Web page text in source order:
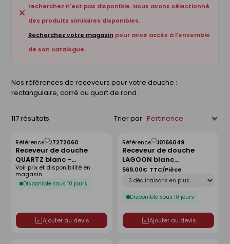
recherchez n'est pas disponible. Nous avons sélectionné
des produits similaires disponibles.
Recherchez votre magasin pour avoir accès à l'ensemble
de son catalogue.
Nos références de receveurs pour votre douche :
rectangulaire, carré ou quart de rond.
117 résultats Trier par
Receveur de douche
QUARTZ blanc -
120x80cm
Référence :27272060
Disponible sous 10 jours
Voir prix et disponibilité en
magasin
Ajouter au devis
Enregistrer
comme
liste
Receveur de douche
LAGOON blanc
antidérapant - 120 x 90
cm
Référence :30166049
Disponible sous 10 jours
569,00€ TTC/Pièce
Ajouter au devis
Enregistrer
comme
liste